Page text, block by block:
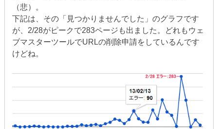
（悲）。
下記は、その「見つかりませんでした」のグラフです
が、2/28がピークで283ページも出ました。どれもウェ
ブマスターツールでURLの削除申請をしているんです
けどね。